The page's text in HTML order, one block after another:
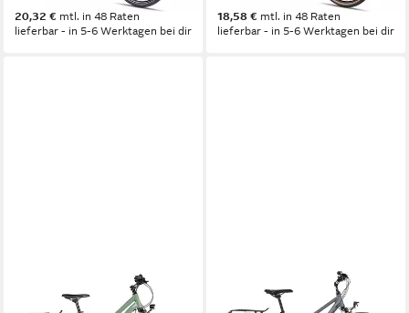
20,32 € mtl. in 48 Raten
lieferbar - in 5-6 Werktagen bei dir
18,58 € mtl. in 48 Raten
lieferbar - in 5-6 Werktagen bei dir